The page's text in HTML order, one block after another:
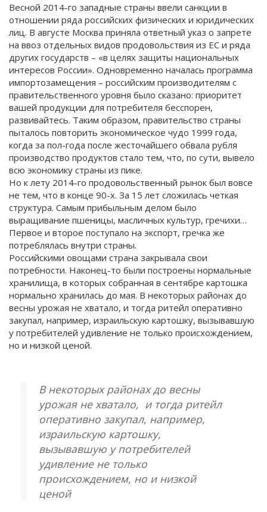
Весной 2014-го западные страны ввели санкции в
отношении ряда российских физических и юридических
лиц. В августе Москва приняла ответный указ о запрете
на ввоз отдельных видов продовольствия из ЕС и ряда
других государств – «в целях защиты национальных
интересов России». Одновременно началась программа
импортозамещения – российским производителям с
правительственного уровня было сказано: приоритет
вашей продукции для потребителя бесспорен,
развивайтесь. Таким образом, правительство страны
пыталось повторить экономическое чудо 1999 года,
когда за пол-года после жесточайшего обвала рубля
производство продуктов стало тем, что, по сути, вывело
всю экономику страны из пике.
Но к лету 2014-го продовольственный рынок был вовсе
не тем, что в конце 90-х. За 15 лет сложилась четкая
структура. Самым прибыльным делом было
выращивание пшеницы, масличных культур, гречихи…
Первое и второе поступало на экспорт, гречка же
потреблялась внутри страны.
Российскими овощами страна закрывала свои
потребности. Наконец-то были построены нормальные
хранилища, в которых собранная в сентябре картошка
нормально хранилась до мая. В некоторых районах до
весны урожая не хватало, и тогда ритейл оперативно
закупал, например, израильскую картошку, вызывавшую
у потребителей удивление не только происхождением,
но и низкой ценой.
В некоторых районах до весны
урожая не хватало, и тогда ритейл
оперативно закупал, например,
израильскую картошку,
вызывавшую у потребителей
удивление не только
происхождением, но и низкой
ценой